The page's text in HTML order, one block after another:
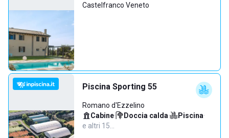
Castelfranco Veneto
Piscina Sporting 55
Romano d'Ezzelino
Cabine· Doccia calda· Piscina·
e altri 15…